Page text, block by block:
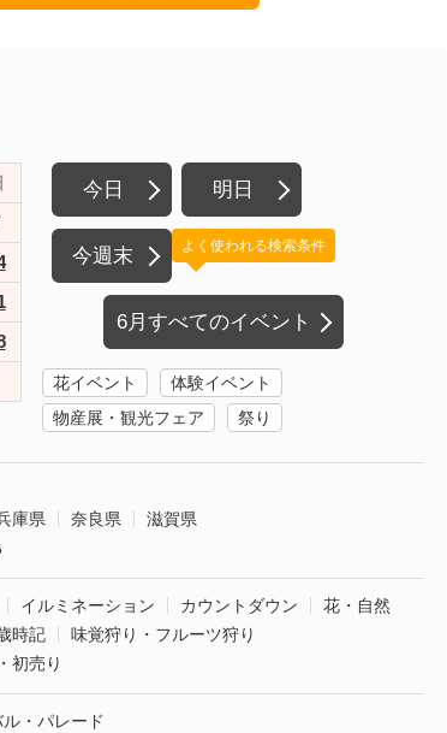
今日 明日
今週末
6月すべてのイベント
よく使われる検索条件
花イベント
体験イベント
物産展・観光フェア
祭り
庫県 奈良県
滋賀県
イルミネーション カウントダウン
花・自然
時記
味覚狩り・フルーツ狩り
初売り
・パレード